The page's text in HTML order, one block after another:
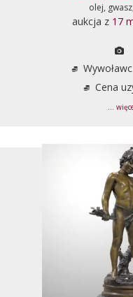
olej,
aukcja z 17
Cena
...